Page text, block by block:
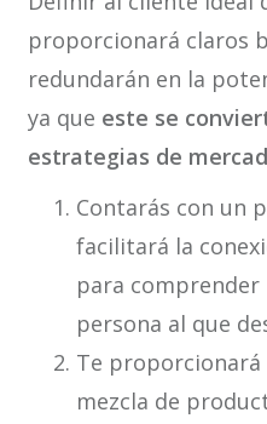
proporcionará claros
redundarán en la
ya que este se
estrategias de
Contarás con un
facilitará la
para
persona al que
Te
mezcla de